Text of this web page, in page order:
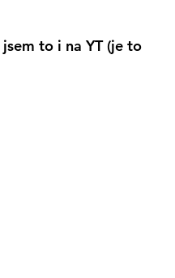
to i na YT (je to